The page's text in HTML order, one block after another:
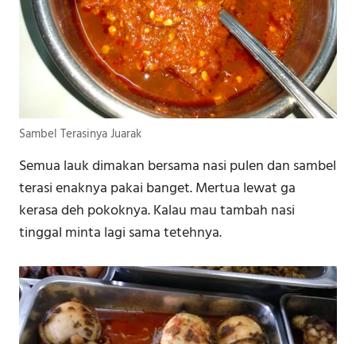
Sambel Terasinya Juarak
Semua lauk dimakan bersama nasi pulen dan sambel
terasi enaknya pakai banget. Mertua lewat ga
kerasa deh pokoknya. Kalau mau tambah nasi
tinggal minta lagi sama tetehnya.